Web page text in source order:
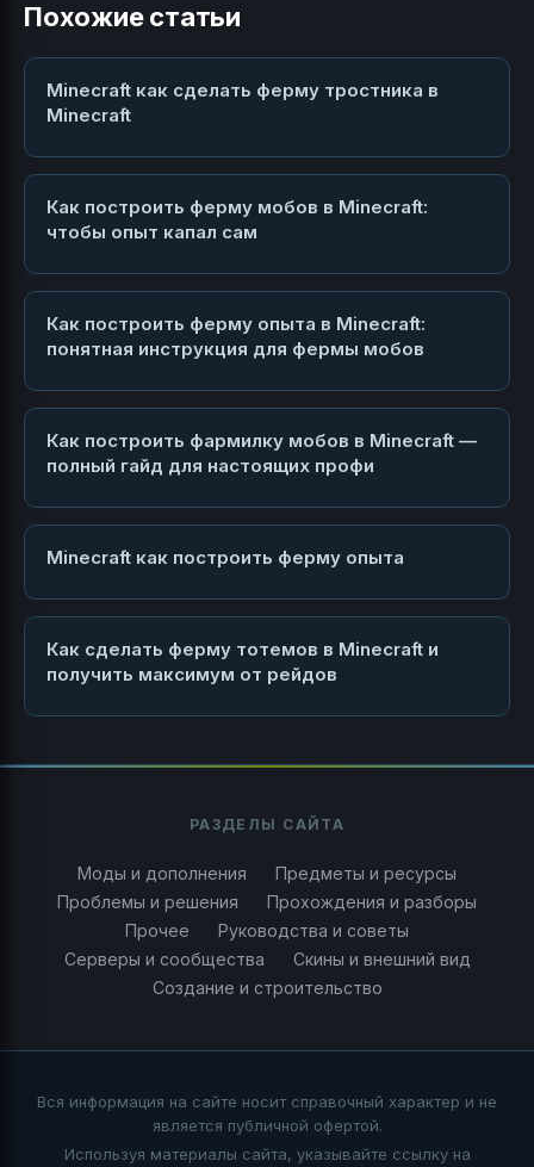
Похожие статьи
Minecraft как сделать ферму тростника в
Minecraft
Как построить ферму мобов в Minecraft:
чтобы опыт капал сам
Как построить ферму опыта в Minecraft:
понятная инструкция для фермы мобов
Как построить фармилку мобов в Minecraft —
полный гайд для настоящих профи
Minecraft как построить ферму опыта
Как сделать ферму тотемов в Minecraft и
получить максимум от рейдов
РАЗДЕЛЫ САЙТА
Моды и дополнения
Предметы и ресурсы
Проблемы и решения
Прохождения и разборы
Прочее
Руководства и советы
Серверы и сообщества
Скины и внешний вид
Создание и строительство
Вся информация на сайте носит справочный характер и не
является публичной офертой.
Используя материалы сайта, указывайте ссылку на